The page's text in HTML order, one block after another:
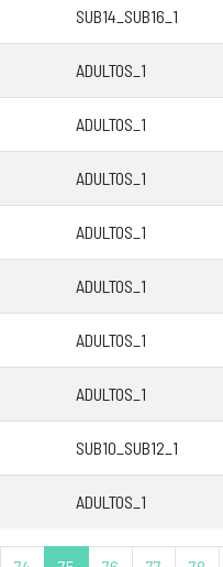
SUB14_SUB16_1
ADULTOS_1
ADULTOS_1
ADULTOS_1
ADULTOS_1
ADULTOS_1
ADULTOS_1
ADULTOS_1
SUB10_SUB12_1
ADULTOS_1